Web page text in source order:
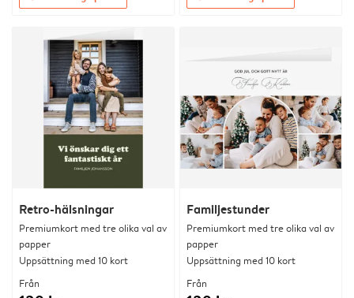
Retro-hälsningar
Premiumkort med tre olika val av
papper
Uppsättning med 10 kort
Från
Familjestunder
Premiumkort med tre olika val av
papper
Uppsättning med 10 kort
Från